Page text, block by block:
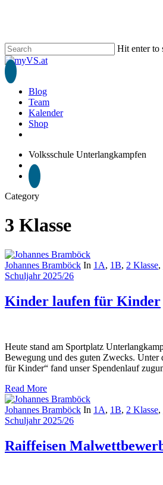
content
Hit enter to
Close
Search
search
Blog
Team
Kalender
Shop
Volksschule Unterlangkampfen
search
Category
3 Klasse
Johannes Bramböck In 1A, 1B, 2 Klasse,
Schuljahr 2025/26
Kinder laufen für Kinder
Heute stand am Sportplatz
Bewegung und des guten Zwecks.
für Kinder“ fand unser Spendenlauf
Read More
Johannes Bramböck In 1A, 1B, 2 Klasse,
Schuljahr 2025/26
Raiffeisen